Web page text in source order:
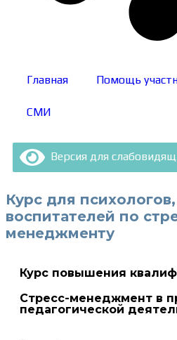
Главная Помощь
СМИ
Версия для
Курс для
воспитателей по
менеджменту
Курс повышения
Стресс-менеджмент в
педагогической